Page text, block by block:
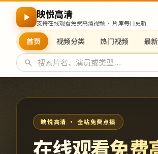
映悦高清
支持在线观看免费高清视频 · 片库每日更新
首页 视频分类 热门视频 最
映悦高清 · 全站免费点播
在线观看免费